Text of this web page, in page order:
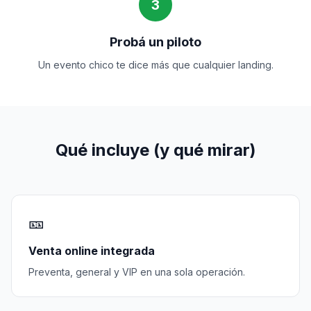
3
Probá un piloto
Un evento chico te dice más que cualquier landing.
Qué incluye (y qué mirar)
🎫
Venta online integrada
Preventa, general y VIP en una sola operación.